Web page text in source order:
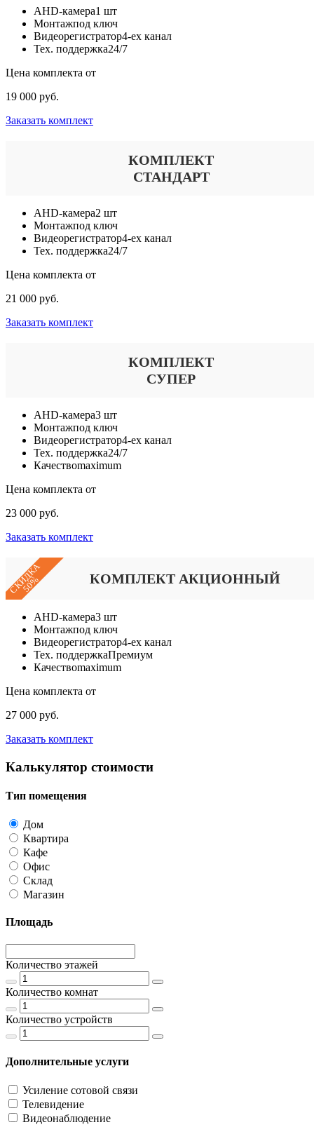
AHD-камера1 шт
Монтажпод ключ
Видеорегистратор4-ех канал
Тех. поддержка24/7
Цена комплекта от
19 000 руб.
Заказать комплект
КОМПЛЕКТ
СТАНДАРТ
AHD-камера2 шт
Монтажпод ключ
Видеорегистратор4-ех канал
Тех. поддержка24/7
Цена комплекта от
21 000 руб.
Заказать комплект
КОМПЛЕКТ
СУПЕР
AHD-камера3 шт
Монтажпод ключ
Видеорегистратор4-ех канал
Тех. поддержка24/7
Качествоmaximum
Цена комплекта от
23 000 руб.
Заказать комплект
СКИДКА
50% КОМПЛЕКТ АКЦИОННЫЙ
AHD-камера3 шт
Монтажпод ключ
Видеорегистратор4-ех канал
Тех. поддержкаПремиум
Качествоmaximum
Цена комплекта от
27 000 руб.
Заказать комплект
Калькулятор стоимости
Тип помещения
Дом
Квартира
Кафе
Офис
Склад
Магазин
Площадь
Количество этажей
Количество комнат
Количество устройств
Дополнительные услуги
Усиление сотовой связи
Телевидение
Видеонаблюдение